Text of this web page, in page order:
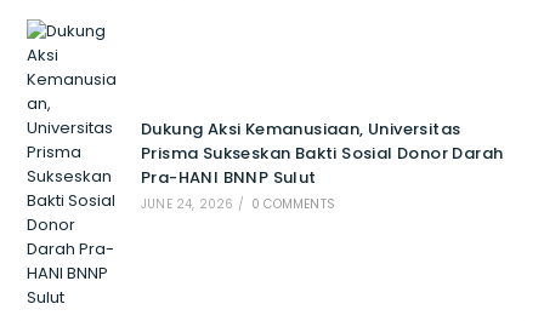
Dukung Aksi Kemanusiaan, Universitas
Prisma Sukseskan Bakti Sosial Donor Darah
Pra-HANI BNNP Sulut
JUNE 24, 2026 / 0 COMMENTS